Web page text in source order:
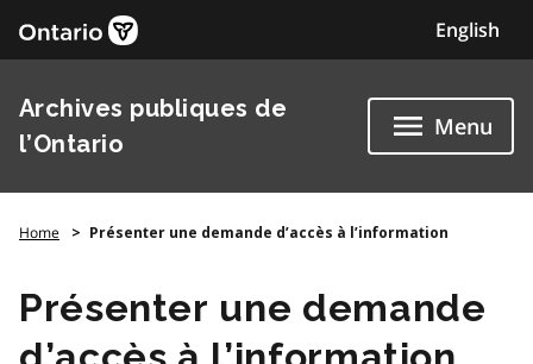
English
Archives publiques de
l’Ontario
Menu
Home Présenter une demande d’accès à l’information
Présenter une demande